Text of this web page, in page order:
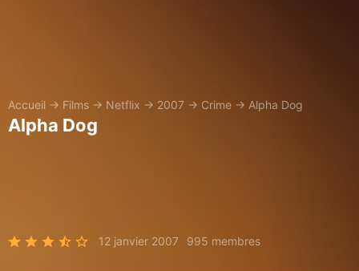
Accueil → Films → Netflix → 2007 → Crime → Alpha Dog
Alpha Dog
12 janvier 2007 995 membres